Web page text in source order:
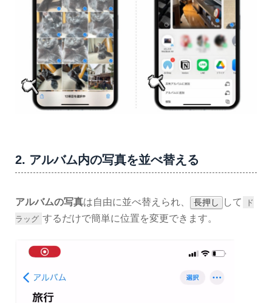
2. アルバム内の写真を並べ替える
アルバムの写真は自由に並べ替えられ、 長押し して
ド
ラッグ するだけで簡単に位置を変更できます。